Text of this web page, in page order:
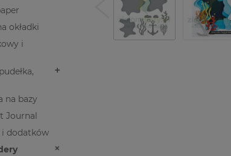
okładki
i
na bazy
Journal
i dodatków